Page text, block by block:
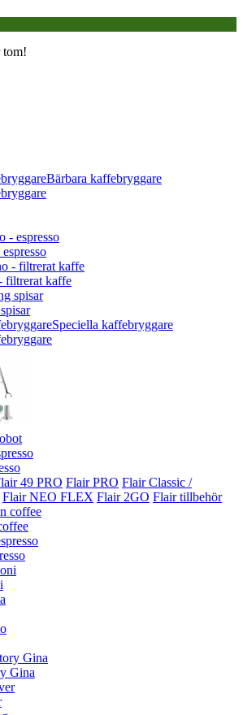
tom!
Bärbara kaffebryggare
filtrerat kaffe
Speciella kaffebryggare
49 PRO Flair PRO Flair Classic /
Flair NEO FLEX Flair 2GO Flair tillbehör
Gina